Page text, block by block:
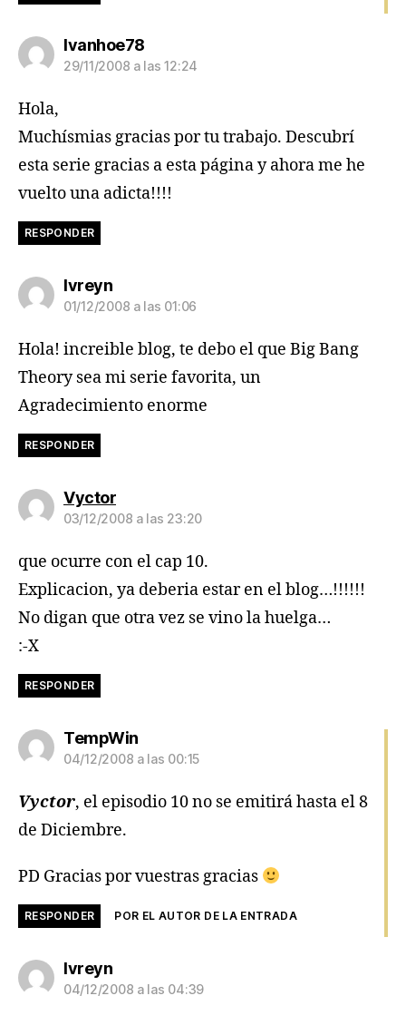
Ivanhoe78dice:
29/11/2008 a las 12:24
Hola,
Muchísmias gracias por tu trabajo. Descubrí
esta serie gracias a esta página y ahora me he
vuelto una adicta!!!!
RESPONDER
Ivreyndice:
01/12/2008 a las 01:06
Hola! increible blog, te debo el que Big Bang
Theory sea mi serie favorita, un
Agradecimiento enorme
RESPONDER
Vyctordice:
03/12/2008 a las 23:20
que ocurre con el cap 10.
Explicacion, ya deberia estar en el blog…!!!!!!
No digan que otra vez se vino la huelga…
:-X
RESPONDER
TempWindice:
04/12/2008 a las 00:15
Vyctor, el episodio 10 no se emitirá hasta el 8
de Diciembre.
PD Gracias por vuestras gracias
RESPONDER POR EL AUTOR DE LA ENTRADA
Ivreyndice:
04/12/2008 a las 04:39